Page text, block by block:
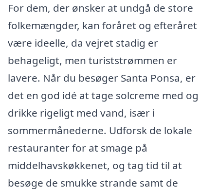
For dem, der ønsker at undgå de store
folkemængder, kan foråret og efteråret
være ideelle, da vejret stadig er
behageligt, men turiststrømmen er
lavere. Når du besøger Santa Ponsa, er
det en god idé at tage solcreme med og
drikke rigeligt med vand, især i
sommermånederne. Udforsk de lokale
restauranter for at smage på
middelhavskøkkenet, og tag tid til at
besøge de smukke strande samt de